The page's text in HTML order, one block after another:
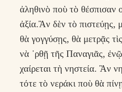
ἀληθινὸ ποὺ τὸ θέσπισαν
ἀξία.Ἂν δὲν τὸ πιστεύῃς,
θὰ γογγύσῃς, θὰ μετρᾷς
νὰ ᾿ρθῇ τῆς Παναγιᾶς, ἐνῷ
χαίρεται τὴ νηστεία. Ἂν
τότε τὸ νεράκι ποὺ θὰ